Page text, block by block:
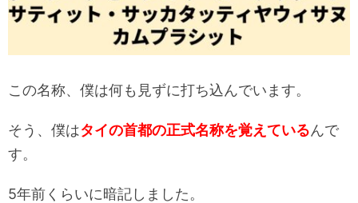
この名称、僕は何も見ずに打ち込んでいます。
そう、僕はタイの首都の正式名称を覚えているんで
す。
5年前くらいに暗記しました。